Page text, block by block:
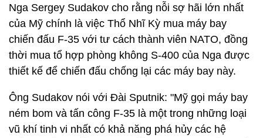
Nga Sergey Sudakov cho rằng nỗi sợ hãi lớn nhất
của Mỹ chính là việc Thổ Nhĩ Kỳ mua máy bay
chiến đấu F-35 với tư cách thành viên NATO, đồng
thời mua tổ hợp phòng không S-400 của Nga được
thiết kế để chiến đấu chống lại các máy bay này.
Ông Sudakov nói với Đài Sputnik: "Mỹ gọi máy bay
ném bom và tấn công F-35 là một trong những loại
vũ khí tinh vi nhất có khả năng phá hủy các hệ